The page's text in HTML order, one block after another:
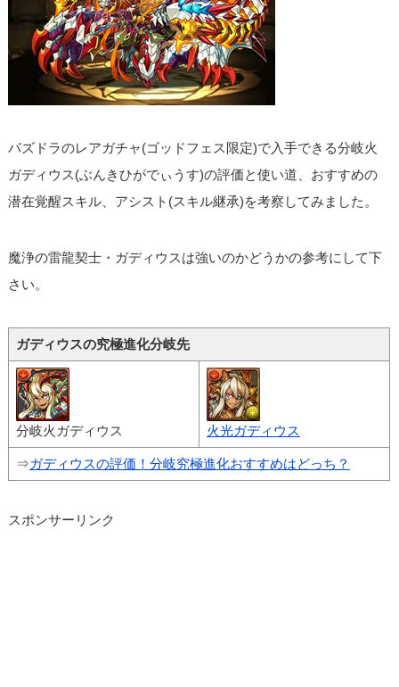
パズドラのレアガチャ(ゴッドフェス限定)で入手できる分岐火
ガディウス(ぶんきひがでぃうす)の評価と使い道、おすすめの
潜在覚醒スキル、アシスト(スキル継承)を考察してみました。
魔浄の雷龍契士・ガディウスは強いのかどうかの参考にして下
さい。
ガディウスの究極進化分岐先
分岐火ガディウス 火光ガディウス
⇒ガディウスの評価！分岐究極進化おすすめはどっち？
スポンサーリンク